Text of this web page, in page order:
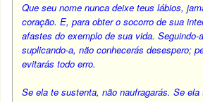
Que seu nome nunca deixe teus lábios,
coração. E, para obter o socorro de sua
afastes do exemplo de sua vida. Seguindo-
suplicando-a, não conhecerás desespero;
evitarás todo erro.
Se ela te sustenta, não naufragarás. Se ela